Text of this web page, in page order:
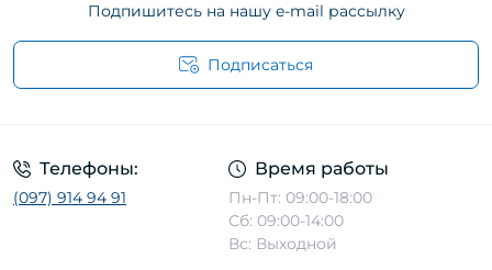
Подпишитесь на нашу e-mail рассылку
Подписаться
Телефоны:
(097) 914 94 91
Время работы
Пн-Пт: 09:00-18:00
Сб: 09:00-14:00
Вс: Выходной